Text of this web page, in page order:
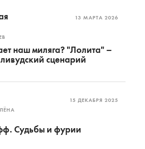
13 МАРТА 2026
наш миляга? "Лолита" –
сценарий
15 ДЕКАБРЯ 2025
Судьбы и фурии